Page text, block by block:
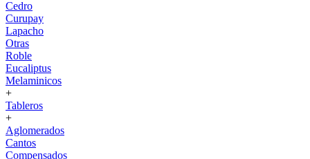
Cedro
Curupay
Lapacho
Otras
Roble
Eucaliptus
Melaminicos
+
Tableros
+
Aglomerados
Cantos
Compensados